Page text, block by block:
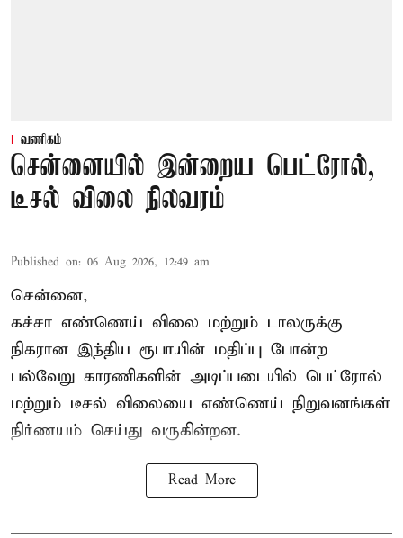
வணிகம்
சென்னையில் இன்றைய பெட்ரோல்,
டீசல் விலை நிலவரம்
Published on: 06 Aug 2026, 12:49 am
சென்னை,
கச்சா எண்ணெய் விலை மற்றும் டாலருக்கு
நிகரான இந்திய ரூபாயின் மதிப்பு போன்ற
பல்வேறு காரணிகளின் அடிப்படையில் பெட்ரோல்
மற்றும் டீசல் விலையை எண்ணெய் நிறுவனங்கள்
நிர்ணயம் செய்து வருகின்றன.
Read More